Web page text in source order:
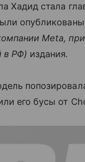
Хадид стала
Meta,
в РФ) издания.
его бусы от